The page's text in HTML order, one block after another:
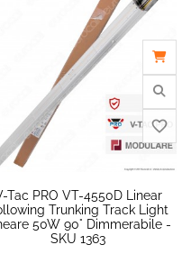
Tac PRO VT-4550D Linear
Trunking Track Light
50W 90° Dimmerabile -
SKU 1363